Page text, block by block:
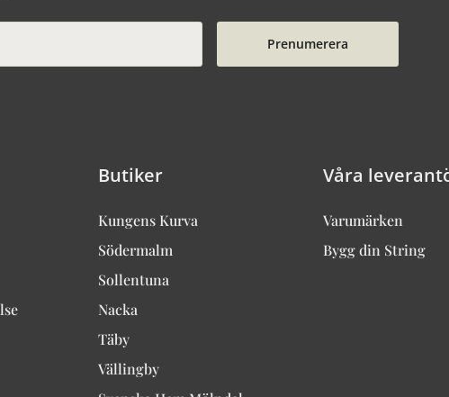
Prenumerera
Butiker
Kungens Kurva
Södermalm
Sollentuna
Nacka
Täby
Vällingby
Våra
Varumärken
Bygg din String